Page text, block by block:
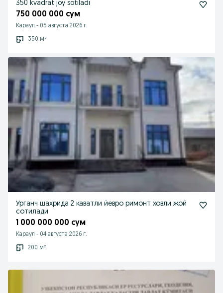
350 kvadrat joy sotiladi
750 000 000 сум
Караул - 05 августа 2026 г.
350 м²
Урганч шахрида 2 каватли йевро римонт ховли жой
сотилади
1 000 000 000 сум
Караул - 04 августа 2026 г.
200 м²